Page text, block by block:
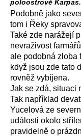
poloostrově Karpas.
Podobně jako
tom i Řeky
Také zde narážejí
nevraživost
ale podobná zloba
když jsou zde tato
rovněž vybíjena.
Jak se zdá, situaci
Tak například
Yucelová ze
události okolo
pravidelně o